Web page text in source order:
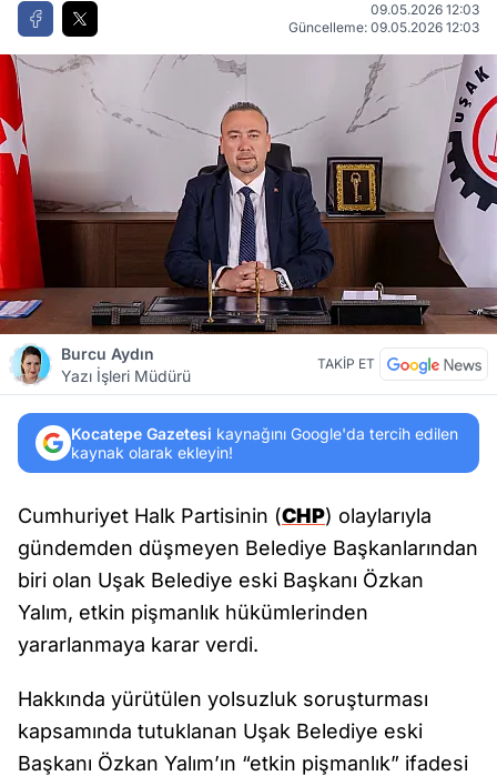
09.05.2026 12:03
Güncelleme: 09.05.2026 12:03
Burcu Aydın
Yazı İşleri Müdürü
TAKİP ET
Kocatepe Gazetesi kaynağını Google'da tercih edilen
kaynak olarak ekleyin!
Cumhuriyet Halk Partisinin (CHP) olaylarıyla
gündemden düşmeyen Belediye Başkanlarından
biri olan Uşak Belediye eski Başkanı Özkan
Yalım, etkin pişmanlık hükümlerinden
yararlanmaya karar verdi.
Hakkında yürütülen yolsuzluk soruşturması
kapsamında tutuklanan Uşak Belediye eski
Başkanı Özkan Yalım’ın “etkin pişmanlık” ifadesi